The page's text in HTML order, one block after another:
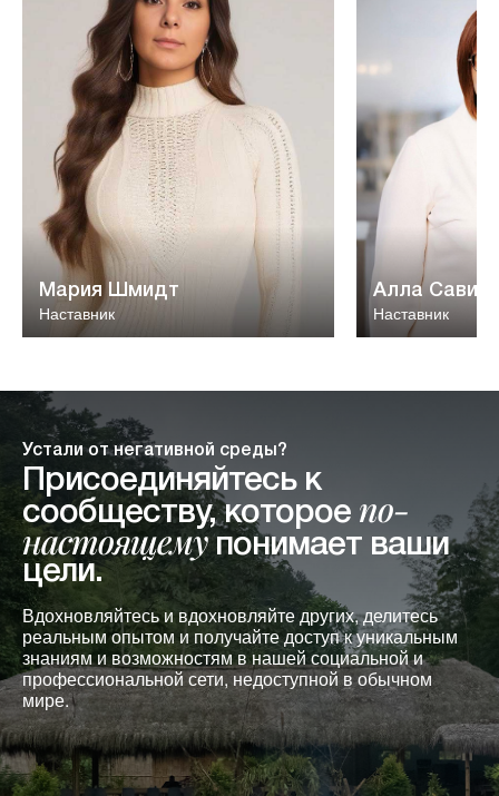
Мария Шмидт
Наставник
Алла
Наставник
Устали от негативной среды?
Присоединяйтесь к
сообществу, которое по-
настоящемупонимает ваши
цели.
Вдохновляйтесь и вдохновляйте других, делитесь
реальным опытом и получайте доступ к уникальным
знаниям и возможностям в нашей социальной и
профессиональной сети, недоступной в обычном
мире.